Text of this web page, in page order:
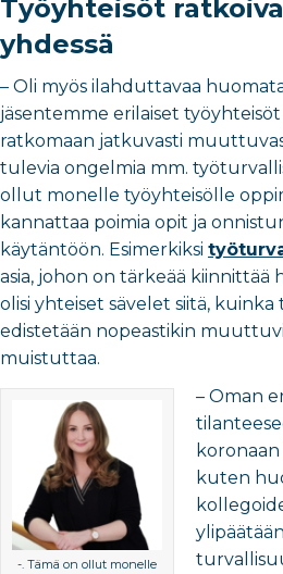
Työyhteisöt
yhdessä
– Oli myös ilahduttavaa
jäsentemme erilaiset
ratkomaan jatkuvasti
tulevia ongelmia mm.
ollut monelle työyhteisölle
kannattaa poimia opit ja
käytäntöön. Esimerkiksi
asia, johon on tärkeää kiinnittää
olisi yhteiset sävelet siitä,
edistetään nopeastikin
muistuttaa.
-. Tämä on ollut monelle
– Oman
kuten